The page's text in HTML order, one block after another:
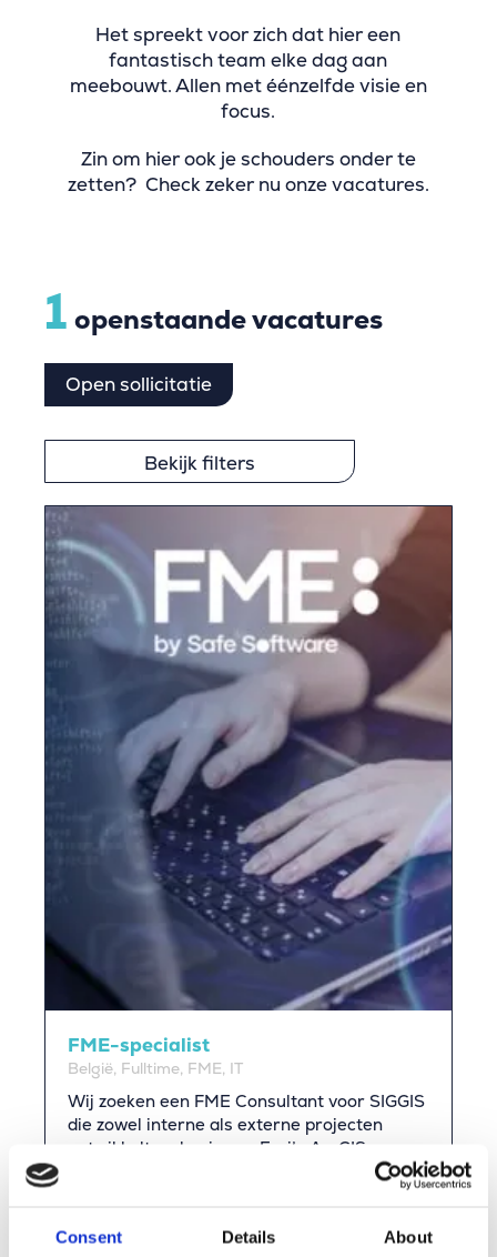
Consent Details About
Het spreekt voor zich dat hier een
fantastisch team elke dag aan
meebouwt. Allen met éénzelfde visie en
focus.
Zin om hier ook je schouders onder te
zetten? Check zeker nu onze vacatures.
1 openstaande vacatures
Open sollicitatie
Bekijk filters
FME-specialist
België, Fulltime, FME, IT
Wij zoeken een FME Consultant voor SIGGIS
die zowel interne als externe projecten
ontwikkelt op basis van Esri’s ArcGIS-
oplossingen. SIGGIS, onze zusterfirma, is
implementatie, integratie, configuratie,